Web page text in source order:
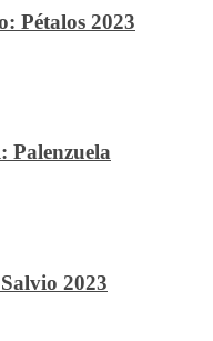
Pétalos 2023
Palenzuela
2023